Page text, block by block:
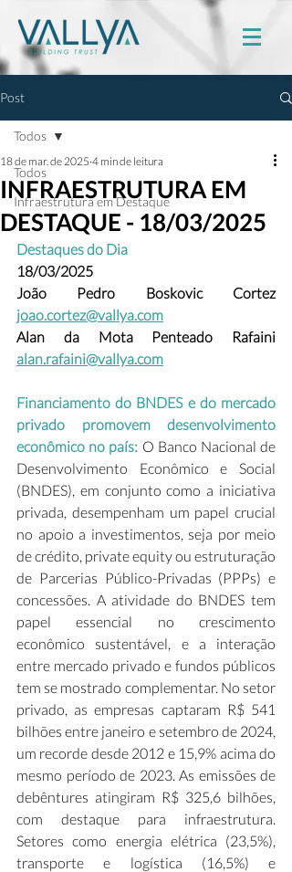
Post
Todos
Infraestrutura em Destaque
Todos
INFRAESTRUTURA EM
DESTAQUE - 18/03/2025
18 de mar. de 2025 4 min de leitura
Destaques do Dia
18/03/2025
João Pedro Boskovic Cortez
joao.cortez@vallya.com
alan.rafaini@vallya.com
Financiamento do BNDES e do mercado
privado promovem desenvolvimento
econômico no país: O Banco Nacional de
Desenvolvimento Econômico e Social
(BNDES), em conjunto como a iniciativa
privada, desempenham um papel crucial
no apoio a investimentos, seja por meio
de crédito, private equity ou estruturação
de Parcerias Público-Privadas (PPPs) e
concessões. A atividade do BNDES tem
papel essencial no crescimento
econômico sustentável, e a interação
entre mercado privado e fundos públicos
tem se mostrado complementar. No setor
privado, as empresas captaram R$ 541
bilhões entre janeiro e setembro de 2024,
um recorde desde 2012 e 15,9% acima do
mesmo período de 2023. As emissões de
debêntures atingiram R$ 325,6 bilhões,
com destaque para infraestrutura.
Setores como energia elétrica (23,5%),
transporte e logística (16,5%) e